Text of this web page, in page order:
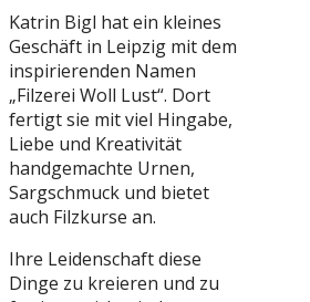
Katrin Bigl hat ein kleines
Geschäft in Leipzig mit dem
inspirierenden Namen
„Filzerei Woll Lust“. Dort
fertigt sie mit viel Hingabe,
Liebe und Kreativität
handgemachte Urnen,
Sargschmuck und bietet
auch Filzkurse an.
Ihre Leidenschaft diese
Dinge zu kreieren und zu